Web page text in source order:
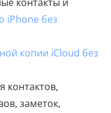
iPhone без
копии iCloud без
контактов,
заметок,